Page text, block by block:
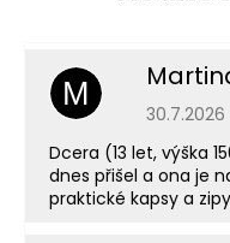
M
30.7.2026
Dcera (13 let, výška
dnes přišel a ona je
praktické kapsy a